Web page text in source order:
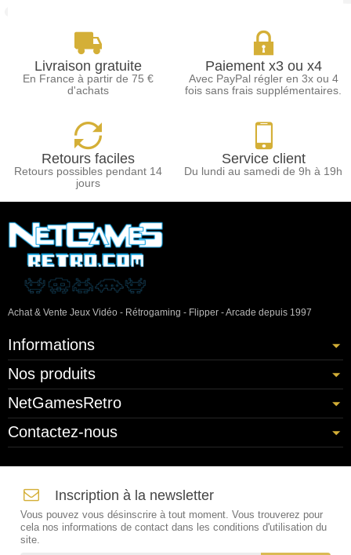
Livraison gratuite
En France à partir de 75 €
d'achats
Paiement x3 ou x4
Avec PayPal régler en 3x ou 4
fois sans frais supplémentaires.
Retours faciles
Retours possibles pendant 14
jours
Service client
Du lundi au samedi de 9h à 19h
Achat & Vente Jeux Vidéo - Rétrogaming - Flipper - Arcade depuis 1997
Informations
Nos produits
NetGamesRetro
Contactez-nous
Inscription à la newsletter
Vous pouvez vous désinscrire à tout moment. Vous trouverez pour
cela nos informations de contact dans les conditions d'utilisation du
site.